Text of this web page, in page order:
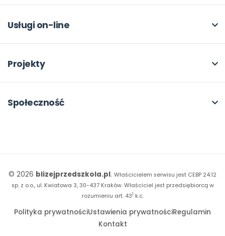
Dla autorów
Odbiory i kontakt
Rabat dla przedszkoli
Online
Dla rad pedagogicznych
18. FORUM
Usługi on-line
Moja Płytoteka
Kiosk online
Projekty
Kumpelkowo
Dookoła Polski
Sprintem do maratonu
Społeczność
Instagram
© 2026 blizejprzedszkola.pl. Właścicielem serwisu jest CEBP 24.12
sp. z o.o., ul. Kwiatowa 3, 30-437 Kraków.Właściciel jest przedsiębiorcą w
rozumieniu art. 431 k.c.
Polityka prywatnościUstawienia prywatnościRegulamin
Kontakt